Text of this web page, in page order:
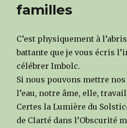
familles
C’est physiquement à
battante que je vous écris
célébrer Imbolc.
Si nous pouvons mettre nos
l’eau, notre âme, elle,
Certes la Lumière du
de Clarté dans l’Obscurité